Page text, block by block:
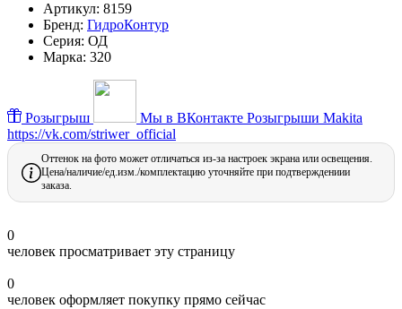
Артикул: 8159
Бренд: ГидроКонтур
Серия: ОД
Марка: 320
Розыгрыш Мы в ВКонтакте Розыгрыши Makita
https://vk.com/striwer_official
Оттенок на фото может отличаться из-за настроек экрана или освещения.
Цена/наличие/ед.изм./комплектацию уточняйте при подтверждениии
заказа.
0
человек просматривает эту страницу
0
человек оформляет покупку прямо сейчас